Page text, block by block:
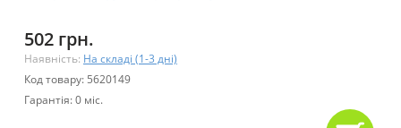
502 грн.
Наявність: На складі (1-3 дні)
Код товару: 5620149
Гарантія: 0 міс.